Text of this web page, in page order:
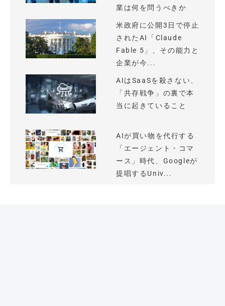
業は何を問うべきか
米政府に公開3日で停止
されたAI「Claude
Fable 5」、その能力と
企業が今...
AIはSaaSを殺さない、
「共存戦争」の裏で本
当に起きていること
AIが買い物を代行する
「エージェント・コマ
ース」時代、Googleが
提唱するUniv...